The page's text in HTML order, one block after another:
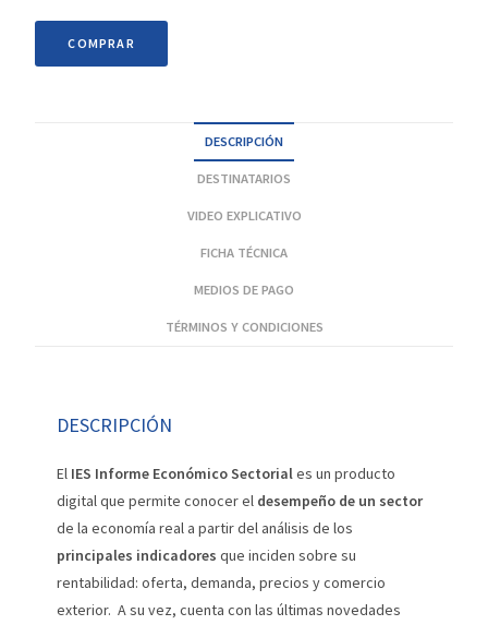
COMPRAR
DESCRIPCIÓN
DESTINATARIOS
VIDEO EXPLICATIVO
FICHA TÉCNICA
MEDIOS DE PAGO
TÉRMINOS Y CONDICIONES
DESCRIPCIÓN
El IES Informe Económico Sectorial es un producto
digital que permite conocer el desempeño de un sector
de la economía real a partir del análisis de los
principales indicadores que inciden sobre su
rentabilidad: oferta, demanda, precios y comercio
exterior. A su vez, cuenta con las últimas novedades